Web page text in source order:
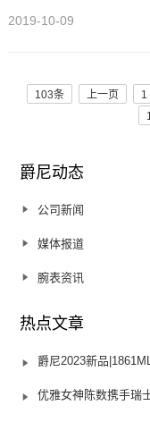
2019-10-09
103条 上一页 1
爵尼动态
公司新闻
媒体报道
腕表资讯
热点文章
爵尼2023新品
优雅女神陈数携手瑞